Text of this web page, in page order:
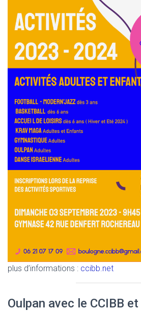
plus d’informations : ccibb.net
Oulpan avec le CCIBB et